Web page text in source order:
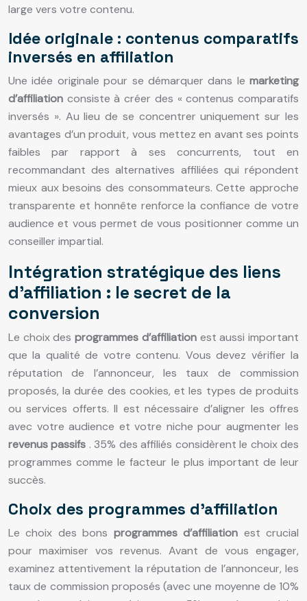
large vers votre contenu.
Idée originale : contenus comparatifs
inversés en affiliation
Une idée originale pour se démarquer dans le marketing
d’affiliation consiste à créer des « contenus comparatifs
inversés ». Au lieu de se concentrer uniquement sur les
avantages d’un produit, vous mettez en avant ses points
faibles par rapport à ses concurrents, tout en
recommandant des alternatives affiliées qui répondent
mieux aux besoins des consommateurs. Cette approche
transparente et honnête renforce la confiance de votre
audience et vous permet de vous positionner comme un
conseiller impartial.
Intégration stratégique des liens
d’affiliation : le secret de la
conversion
Le choix desprogrammes d’affiliation est aussi important
que la qualité de votre contenu. Vous devez vérifier la
réputation de l’annonceur, les taux de commission
proposés, la durée des cookies, et les types de produits
ou services offerts. Il est nécessaire d’aligner les offres
avec votre audience et votre niche pour augmenter les
revenus passifs . 35% des affiliés considèrent le choix des
programmes comme le facteur le plus important de leur
succès.
Choix des programmes d’affiliation
Le choix des bons programmes d’affiliation est crucial
pour maximiser vos revenus. Avant de vous engager,
examinez attentivement la réputation de l’annonceur, les
taux de commission proposés (avec une moyenne de 10%